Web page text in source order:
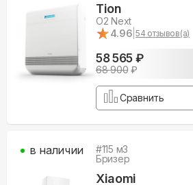
Tion
O2 Next
★
★4.96 |54 отзывов(а)
58 565 ₽
68 900₽
Сравнить
#115 м3
Бризер
Xiaomi
в наличии